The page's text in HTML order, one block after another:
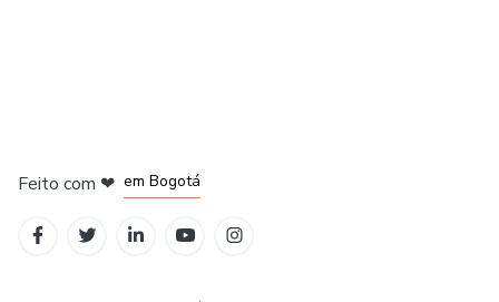
Feito com ❤ em Bogotá